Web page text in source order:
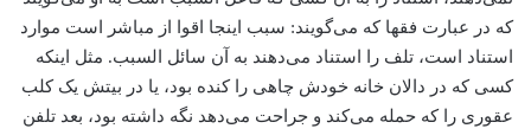
که در عبارت فقها که می‌گویند: سبب اینجا اقوا از مباشر است موارد
استناد است، تلف را استناد می‌دهند به آن سائل السبب. مثل اینکه
کسی که در دالان خانه خودش چاهی را کنده بود، یا در بیتش یک کلب
عقوری را که حمله می‌کند و جراحت می‌دهد نگه داشته بود، بعد تلفن